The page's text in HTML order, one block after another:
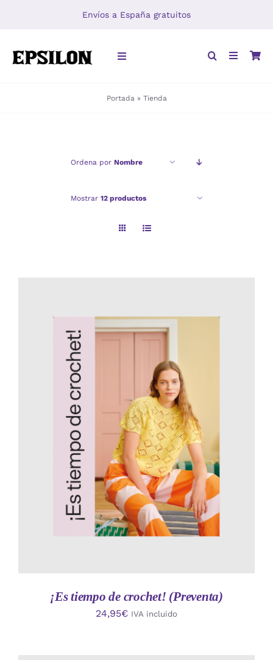
Envíos a España gratuitos
Toggle
Portada » Tienda
Ordena por Nombre
Mostrar 12 productos
AÑADIR AL CARRITO
/
DETALLES
¡Es tiempo de crochet! (Preventa)
24,95€ IVA incluido